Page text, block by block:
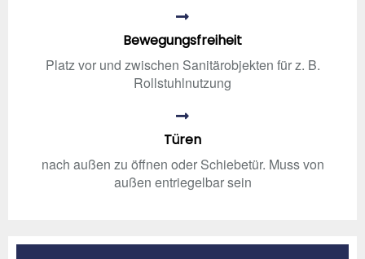
Bewegungsfreiheit
Platz vor und zwischen Sanitärobjekten für z. B.
Rollstuhlnutzung
Türen
nach außen zu öffnen oder Schiebetür. Muss von
außen entriegelbar sein